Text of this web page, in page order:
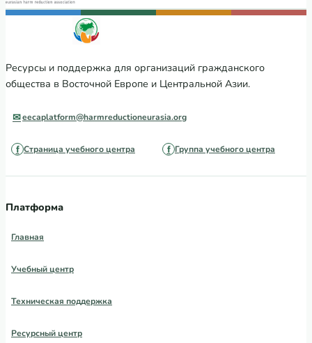
Ресурсы и поддержка для организаций гражданского
общества в Восточной Европе и Центральной Азии.
eecaplatform@harmreductioneurasia.org
Страница учебного центра Группа учебного центра
Платформа
Главная
Учебный центр
Техническая поддержка
Ресурсный центр